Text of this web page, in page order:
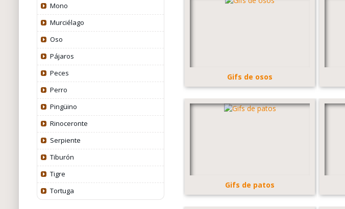
Mono
Murciélago
Oso
Pájaros
Peces
Perro
Pingüino
Rinoceronte
Serpiente
Tiburón
Tigre
Tortuga
Gifs de osos
Gifs de patos